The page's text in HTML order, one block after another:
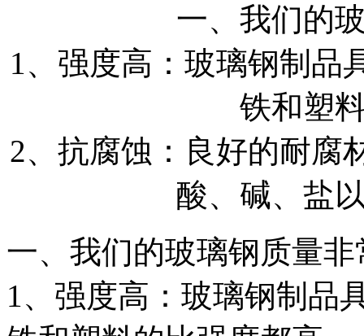
一、我们的
1、强度高：玻璃钢制品
铁和塑
2、抗腐蚀：良好的耐腐
酸、碱、盐
一、我们的玻璃钢质量非
1、强度高：玻璃钢制品